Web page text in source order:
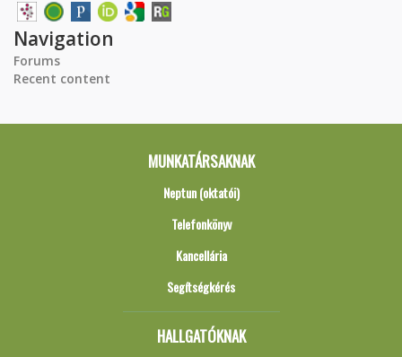
Navigation
Forums
Recent content
MUNKATÁRSAKNAK
Neptun (oktatói)
Telefonkönyv
Kancellária
Segítségkérés
HALLGATÓKNAK